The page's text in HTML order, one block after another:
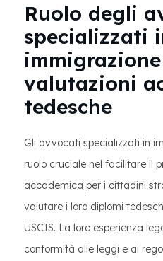
Ruolo degli
specializzati
valutazioni
tedesche
Gli avvocati specializzati in
ruolo cruciale nel facilitare il
accademica per i cittadini
valutare i loro diplomi
USCIS. La loro esperienza
conformità alle leggi e ai